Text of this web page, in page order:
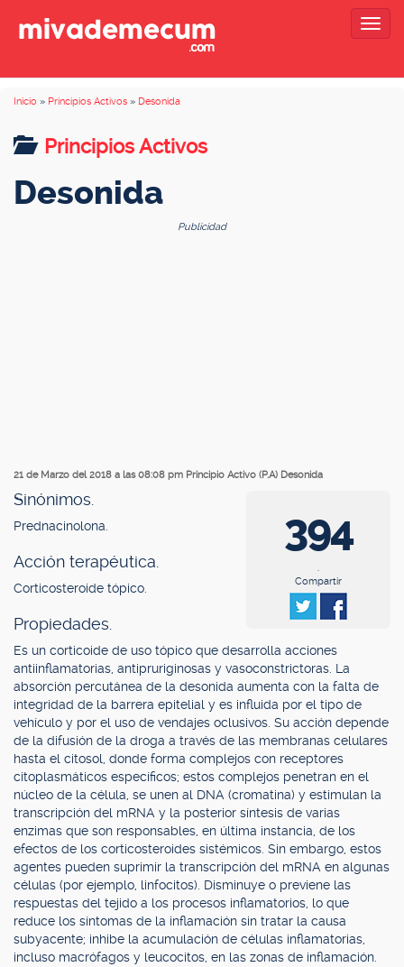
Inicio » Principios Activos » Desonida
Principios Activos
Desonida
Publicidad
21 de Marzo del 2018 a las 08:08 pm Principio Activo (P.A) Desonida
394
.
Compartir
Sinónimos.
Prednacinolona.
Acción terapéutica.
Corticosteroide tópico.
Propiedades.
Es un corticoide de uso tópico que desarrolla acciones
antiinflamatorias, antipruriginosas y vasoconstrictoras. La
absorción percutánea de la desonida aumenta con la falta de
integridad de la barrera epitelial y es influida por el tipo de
vehículo y por el uso de vendajes oclusivos. Su acción depende
de la difusión de la droga a través de las membranas celulares
hasta el citosol, donde forma complejos con receptores
citoplasmáticos específicos; estos complejos penetran en el
núcleo de la célula, se unen al DNA (cromatina) y estimulan la
transcripción del mRNA y la posterior síntesis de varias
enzimas que son responsables, en última instancia, de los
efectos de los corticosteroides sistémicos. Sin embargo, estos
agentes pueden suprimir la transcripción del mRNA en algunas
células (por ejemplo, linfocitos). Disminuye o previene las
respuestas del tejido a los procesos inflamatorios, lo que
reduce los síntomas de la inflamación sin tratar la causa
subyacente; inhibe la acumulación de células inflamatorias,
incluso macrófagos y leucocitos, en las zonas de inflamación.